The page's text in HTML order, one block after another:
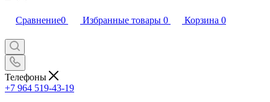
Сравнение0 Избранные товары 0 Корзина 0
Телефоны
+7 964 519-43-19